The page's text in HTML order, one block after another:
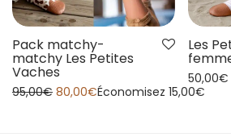
Pack matchy-
matchy Les Petites
Vaches
95,00€ 80,00€Économisez 15,00€
Les
50,00€